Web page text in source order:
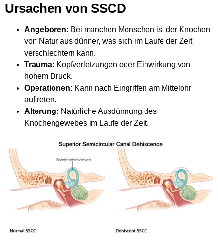
Ursachen von SSCD
Angeboren: Bei manchen Menschen ist der Knochen
von Natur aus dünner, was sich im Laufe der Zeit
verschlechtern kann.
Trauma: Kopfverletzungen oder Einwirkung von
hohem Druck.
Operationen: Kann nach Eingriffen am Mittelohr
auftreten.
Alterung: Natürliche Ausdünnung des
Knochengewebes im Laufe der Zeit.